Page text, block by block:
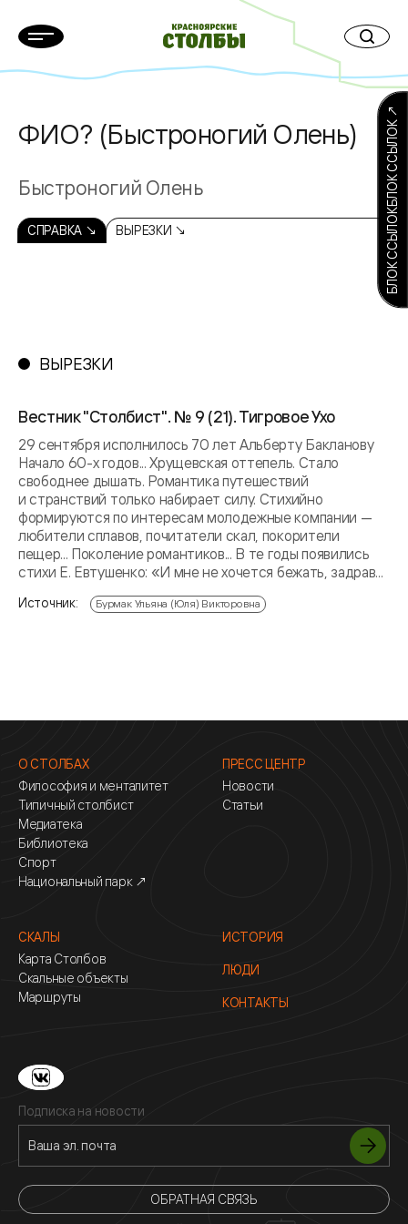
ФИО? (Быстроногий Олень)
Быстроногий Олень
СПРАВКА ↘ ВЫРЕЗКИ ↘ БЛОК ССЫЛОКБЛОК ССЫЛОК ↗
ВЫРЕЗКИ
Вестник "Столбист". № 9 (21). Тигровое Ухо
29 сентября исполнилось 70 лет Альберту Бакланову
Начало 60-х годов... Хрущевская оттепель. Стало
свободнее дышать. Романтика путешествий
и странствий только набирает силу. Стихийно
формируются по интересам молодежные компании —
любители сплавов, почитатели скал, покорители
пещер... Поколение романтиков... В те годы появились
стихи Е. Евтушенко: «И мне не хочется бежать, задрав...
Источник: Бурмак Ульяна (Юля) Викторовна
О СТОЛБАХ
Философия и менталитет
Типичный столбист
Медиатека
Библиотека
Спорт
Национальный парк ↗
ПРЕСС ЦЕНТР
Новости
Статьи
СКАЛЫ
Карта Столбов
Скальные объекты
Маршруты
ИСТОРИЯ
ЛЮДИ
КОНТАКТЫ
Подписка на новости
ОБРАТНАЯ СВЯЗЬ